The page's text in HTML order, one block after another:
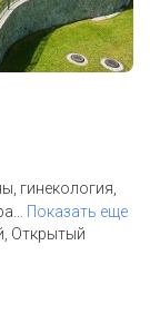
гинекология,
Показать еще
Открытый